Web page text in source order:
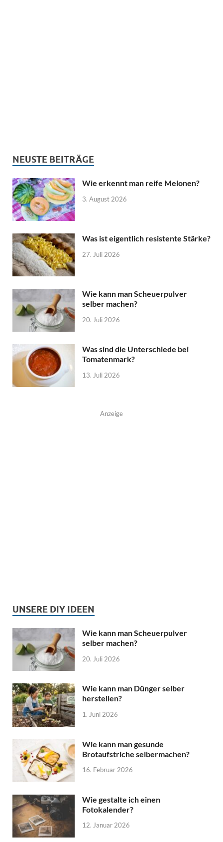
NEUSTE BEITRÄGE
Wie erkennt man reife Melonen?
3. August 2026
Was ist eigentlich resistente Stärke?
27. Juli 2026
Wie kann man Scheuerpulver
selber machen?
20. Juli 2026
Was sind die Unterschiede bei
Tomatenmark?
13. Juli 2026
Anzeige
UNSERE DIY IDEEN
Wie kann man Scheuerpulver
selber machen?
20. Juli 2026
Wie kann man Dünger selber
herstellen?
1. Juni 2026
Wie kann man gesunde
Brotaufstriche selbermachen?
16. Februar 2026
Wie gestalte ich einen
Fotokalender?
12. Januar 2026